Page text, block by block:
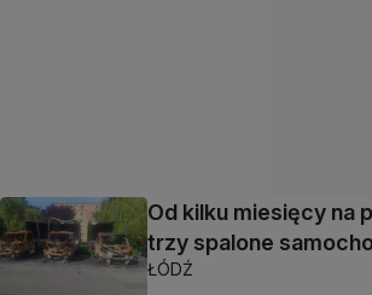
Od kilku miesięcy na
trzy spalone
ŁÓDŹ